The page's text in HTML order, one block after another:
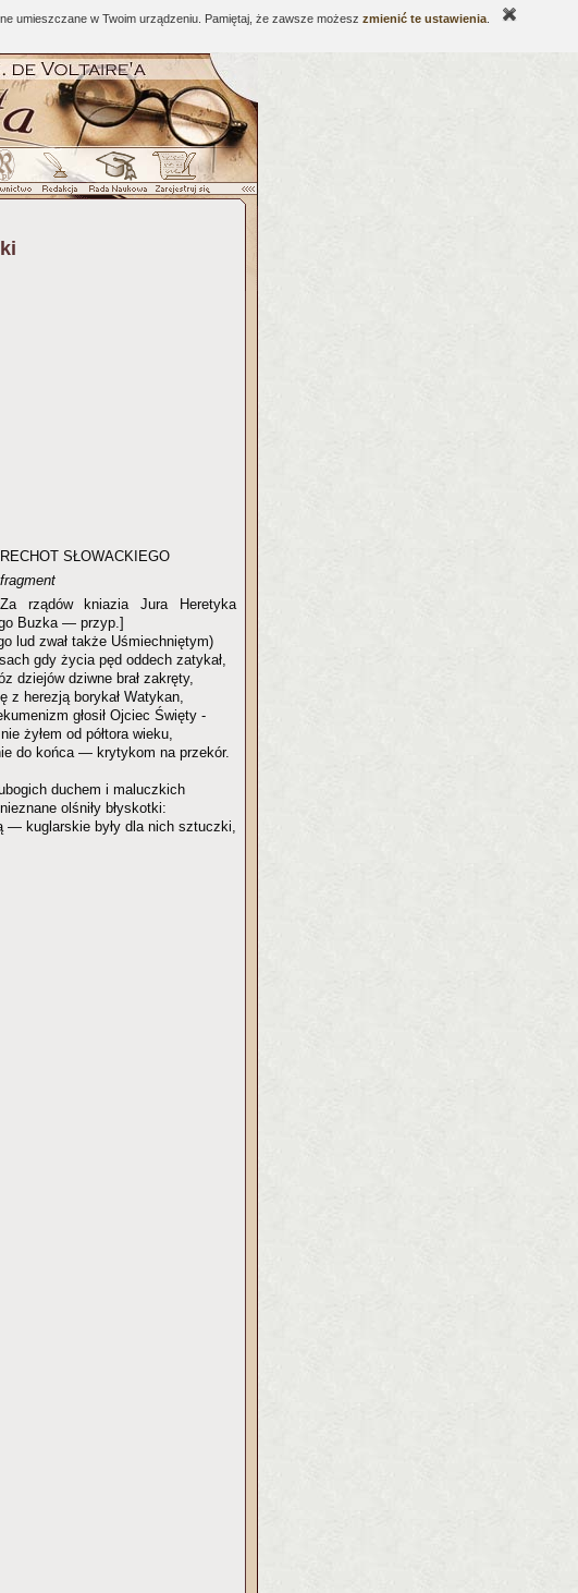
umieszczane w Twoim urządzeniu. Pamiętaj, że zawsze możesz zmienić te ustawienia
RECHOT SŁOWACKIEGO
fragment
Za rządów kniazia Jura Heretyka
Buzka — przyp.]
lud zwał także Uśmiechniętym)
gdy życia pęd oddech zatykał,
dziejów dziwne brał zakręty,
z herezją borykał Watykan,
głosił Ojciec Święty -
żyłem od półtora wieku,
do końca — krytykom na przekór.
duchem i maluczkich
olśniły błyskotki:
— kuglarskie były dla nich sztuczki,